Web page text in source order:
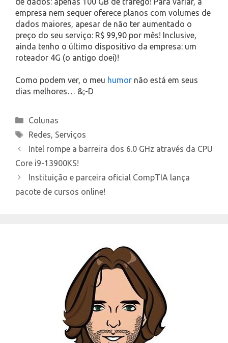
empresa nem sequer oferece planos com volumes de
dados maiores, apesar de não ter aumentado o
preço do seu serviço: R$ 99,90 por mês! Inclusive,
ainda tenho o último dispositivo da empresa: um
roteador 4G (o antigo doei)!
Como podem ver, o meu humor não está em seus
dias melhores… &;-D
Categories
Colunas
Tags
Redes, Serviços
Intel rompe a barreira dos 6.0 GHz através da CPU
Core i9-13900KS!
Instituição e parceira oficial CompTIA lança
pacote de cursos online!